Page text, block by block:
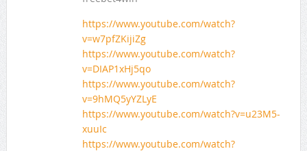
https://www.youtube.com/watch?
v=w7pfZKijiZg
https://www.youtube.com/watch?
v=DIAP1xHj5qo
https://www.youtube.com/watch?
v=9hMQ5yYZLyE
https://www.youtube.com/watch?v=u23M5-
xuuIc
https://www.youtube.com/watch?